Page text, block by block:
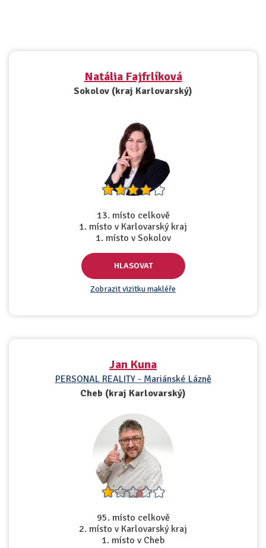
Natália Fajfrlíková
Sokolov (kraj Karlovarský)
13. místo celkově
1. místo v Karlovarský kraj
1. místo v Sokolov
HLASOVAT
Zobrazit vizitku makléře
Jan Kuna
PERSONAL REALITY - Mariánské Lázně
Cheb (kraj Karlovarský)
95. místo celkově
2. místo v Karlovarský kraj
1. místo v Cheb